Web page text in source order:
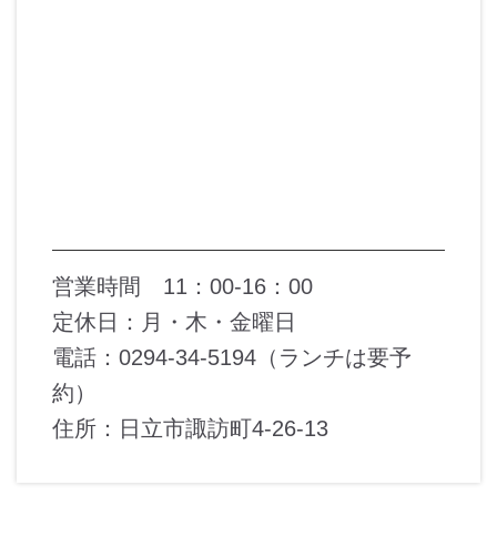
営業時間 11：00-16：00
定休日：月・木・金曜日
電話：0294-34-5194（ランチは要予
約）
住所：日立市諏訪町4-26-13